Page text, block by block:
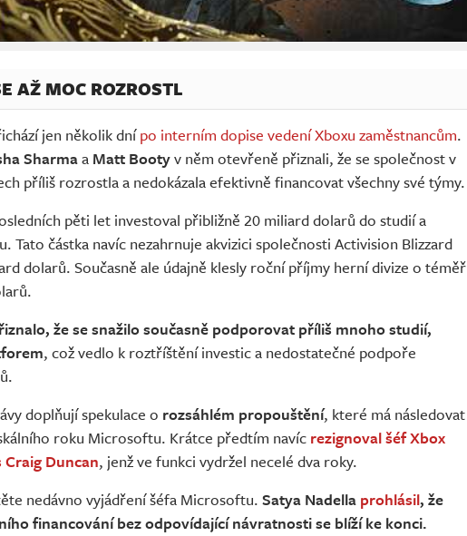
AŽ MOC ROZROSTL
jen několik dnípo interním dopise vedení Xboxu zaměstnancům.
Sharmaa Matt Bootyv něm otevřeně přiznali, že se společnost v
příliš rozrostla a nedokázala efektivně financovat všechny své týmy.
pěti let investoval přibližně 20 miliard dolarů do studií a
Tato částka navíc nezahrnuje akvizici společnosti Activision Blizzard
dolarů. Současně ale údajně klesly roční příjmy herní divize o téměř
že se snažilo současně podporovat příliš mnoho studií,
, což vedlo k roztříštění investic a nedostatečné podpoře
doplňují spekulace o rozsáhlém propouštění, které má následovat
roku Microsoftu. Krátce předtím navícrezignoval šéf Xbox
Duncan, jenž ve funkci vydržel necelé dva roky.
nedávno vyjádření šéfa Microsoftu. Satya Nadella prohlásil, že
financování bez odpovídající návratnosti se blíží ke konci.